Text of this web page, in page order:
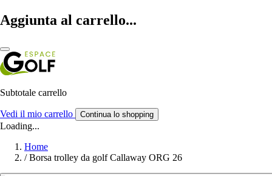
Aggiunta al carrello...
Subtotale carrello
Vedi il mio carrello Continua lo shopping
Loading...
Home
/ Borsa trolley da golf Callaway ORG 26